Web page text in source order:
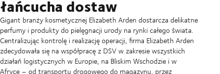
oczekiwań klientów, minimalizacją kosztów i maksymalizacją
wydajności. Wykorzystując narzędzia takie jak analiza danych, symulacje
i zaawansowane algorytmy, DSV może pomóc Ci stworzyć solidną sieć
łańcucha dostaw, która dostosowuje się do zmian i przyczynia się do
długoterminowego sukcesu.
zapasów i procesy realizacji zamówień. Wykorzystując zaawansowane
narzędzia, takie jak analiza danych, modelowanie predykcyjne i śledzenie
w czasie rzeczywistym, opracowujemy dostosowane strategie mające
na celu usprawnienie operacji, redukcję kosztów i poprawę
efektywności dostaw.
specjalistyczną wiedzę branżową ze znajomością rynku, aby znaleźć
najlepsze rozwiązania dla wyzwań, przed którymi stoi Twoja firma.
wszystkie przesyłki, po nasze zaawansowane usługi Multi LSP POM
SCM, które integrują dane od innych dostawców w jednym panelu,
tworząc analizę biznesową wszystkich przesyłek — możemy pomóc!
łańcucha dostaw
Gigant branży kosmetycznej Elizabeth Arden dostarcza delikatne
perfumy i produkty do pielęgnacji urody na rynki całego świata.
Centralizując kontrolę i realizację operacji, firma Elizabeth Arden
zdecydowała się na współpracę z DSV w zakresie wszystkich
działań logistycznych w Europie, na Bliskim Wschodzie i w
Afryce – od transportu drogowego do magazynu, przez